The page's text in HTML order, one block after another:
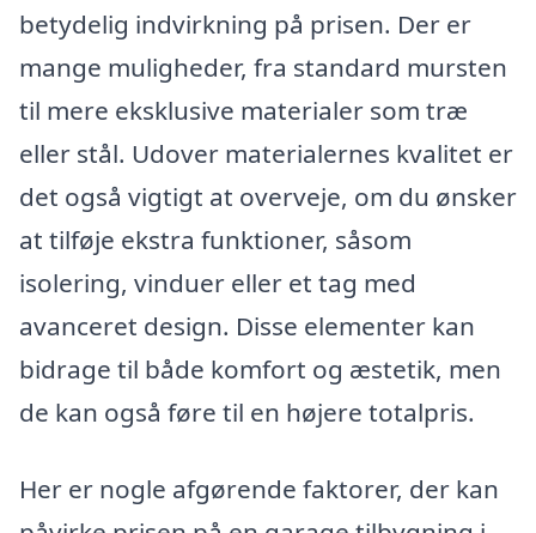
betydelig indvirkning på prisen. Der er
mange muligheder, fra standard mursten
til mere eksklusive materialer som træ
eller stål. Udover materialernes kvalitet er
det også vigtigt at overveje, om du ønsker
at tilføje ekstra funktioner, såsom
isolering, vinduer eller et tag med
avanceret design. Disse elementer kan
bidrage til både komfort og æstetik, men
de kan også føre til en højere totalpris.
Her er nogle afgørende faktorer, der kan